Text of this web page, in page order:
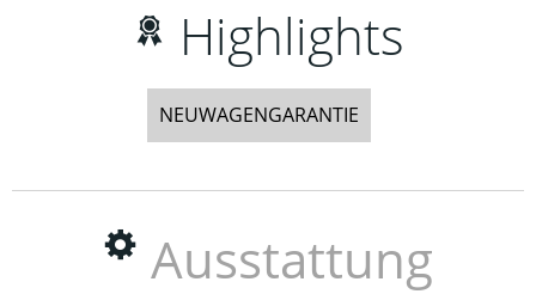
Highlights
NEUWAGENGARANTIE
Ausstattung